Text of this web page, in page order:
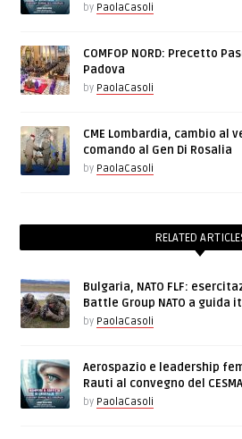
by PaolaCasoli
COMFOP NORD: Precetto
Padova
by PaolaCasoli
CME Lombardia, cambio al
comando al Gen Di Rosalia
by PaolaCasoli
RELATED
Bulgaria, NATO FLF:
Battle Group NATO a guida
by PaolaCasoli
Aerospazio e leadership
Rauti al convegno del CESMA
by PaolaCasoli